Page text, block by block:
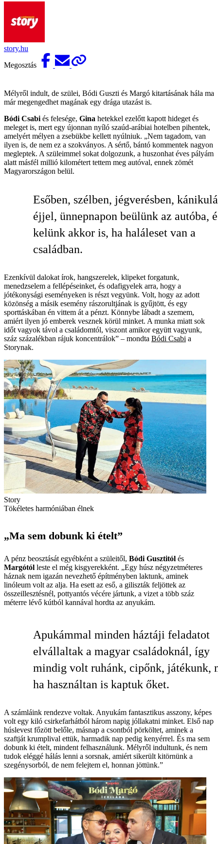
story.hu
Megosztás
Mélyről indult, de szülei, Bódi Guszti és Margó kitartásának hála ma
már megengedhet magának egy drága utazást is.
Bódi Csabi és felesége, Gina hetekkel ezelőtt kapott hideget és
meleget is, mert egy újonnan nyíló szaúd-arábiai hotelben pihentek,
amelyért mélyen a zsebükbe kellett nyúlniuk. „Nem tagadom, van
ilyen is, de nem ez a szokványos. A sértő, bántó kommentek nagyon
megleptek. A szüleimmel sokat dolgozunk, a huszonhat éves pályám
alatt másfél millió kilométert tettem meg autóval, ennek zömét
Magyarországon belül.
Esőben, szélben, jégverésben,
éjjel, ünnepnapon beülünk az autóba,
kelünk akkor is, ha haláleset van a
családban.
Ezenkívül dalokat írok, hangszerelek, klipeket forgatunk,
menedzselem a fellépéseinket, és odafigyelek arra, hogy a
jótékonysági eseményeken is részt vegyünk. Volt, hogy az adott
közönség a másik esemény rászorultjának is gyűjtött, és egy
sporttáskában én vittem át a pénzt. Könny­be lábadt a szemem,
amiért ilyen jó emberek vesznek körül minket. A munka miatt sok
időt vagyok távol a családomtól, viszont amikor együtt vagyunk,
száz százalékban rájuk koncentrálok” – mondta Bódi Csabi a
Storynak.
Story
Tökéletes harmóniában élnek
„Ma sem dobunk ki ételt”
A pénz beosztását egyébként a szüleitől, Bódi Gusztitól és
Margótól leste el még kisgyerekként. „Egy húsz négyzetméteres
háznak nem igazán nevezhető építményben laktunk, aminek
linóleum volt az alja. Ha esett az eső, a giliszták feljöttek az
összeillesztésnél, pottyantós vécére jártunk, a vizet a több száz
méterre lévő kútból kannával hordta az anyukám.
Apukámmal minden háztáji feladatot
elvállaltak a magyar családoknál, így
mindig volt ruhánk, cipőnk, játékunk,
ha használtan is kaptuk őket.
A számláink rendezve voltak. Anyukám fantasztikus asszony, képes
volt egy kiló csirkefarhátból három napig jóllakatni minket. Első nap
húslevest főzött belőle, másnap a csontból pörköltet, aminek a
szaftját krumplival ettük, harmadik nap pedig kenyérrel. És ma sem
dobunk ki ételt, mindent felhasználunk. Mélyről indultunk, és nem
tudok eléggé hálás lenni a sorsnak, amiért sikerült kitörnünk a
szegénysorból, de nem felejtem el, honnan jöttünk.”